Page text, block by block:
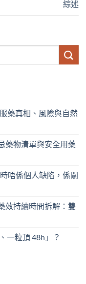
綜述
藥真相、風險與自然
藥物清單與安全用藥
唔係個人缺陷，係關
效持續時間拆解：雙
一粒頂 48h」？